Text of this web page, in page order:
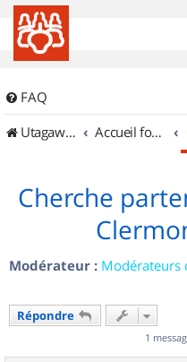
FAQ
UtagawaVTT (Randos VTT et VTTAE avec traces GPS)
Accueil forum
Cherche
Modérateur : Modérateurs
Répondre
1